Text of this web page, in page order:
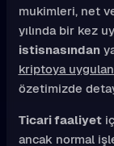
mukimleri, net
yılında bir kez
istisnasından
kriptoya
özetimizde
Ticari faaliyet
ancak normal